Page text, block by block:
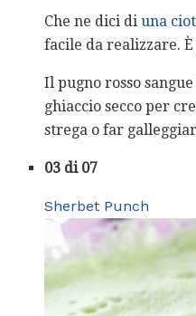
Che ne dici di una
facile da realizzare.
Il pugno rosso
ghiaccio secco per
strega o far
03 di 07
Sherbet Punch